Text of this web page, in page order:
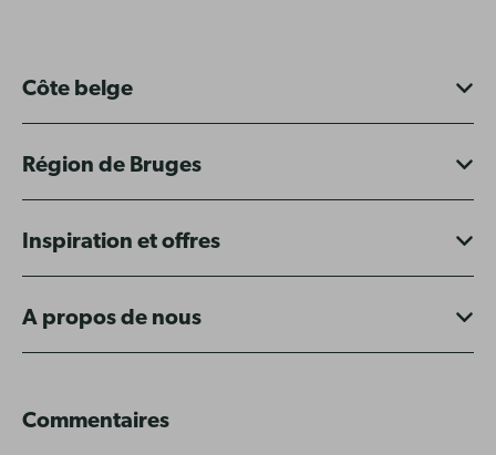
Côte belge
Région de Bruges
Inspiration et offres
A propos de nous
Commentaires